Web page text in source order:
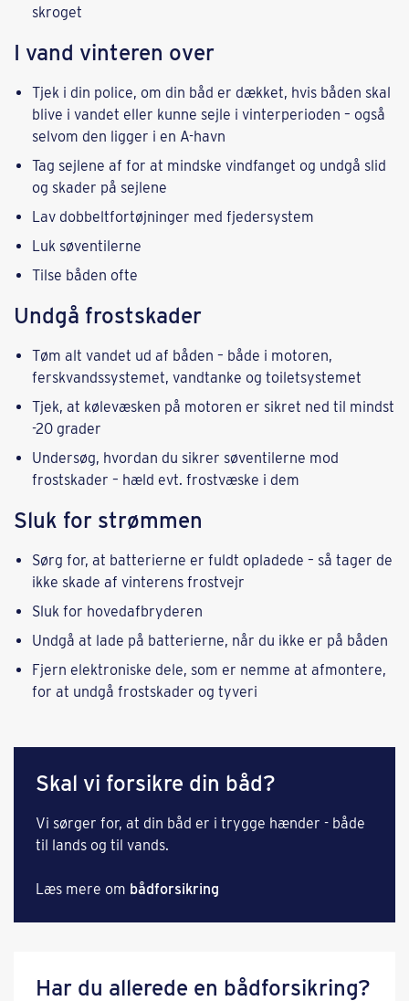
skroget
I vand vinteren over
Tjek i din police, om din båd er dækket, hvis båden skal
blive i vandet eller kunne sejle i vinterperioden – også
selvom den ligger i en A-havn
Tag sejlene af for at mindske vindfanget og undgå slid
og skader på sejlene
Lav dobbeltfortøjninger med fjedersystem
Luk søventilerne
Tilse båden ofte
Undgå frostskader
Tøm alt vandet ud af båden – både i motoren,
ferskvandssystemet, vandtanke og toiletsystemet
Tjek, at kølevæsken på motoren er sikret ned til mindst
-20 grader
Undersøg, hvordan du sikrer søventilerne mod
frostskader – hæld evt. frostvæske i dem
Sluk for strømmen
Sørg for, at batterierne er fuldt opladede – så tager de
ikke skade af vinterens frostvejr
Sluk for hovedafbryderen
Undgå at lade på batterierne, når du ikke er på båden
Fjern elektroniske dele, som er nemme at afmontere,
for at undgå frostskader og tyveri
Skal vi forsikre din båd?
Vi sørger for, at din båd er i trygge hænder - både
til lands og til vands.
Læs mere om bådforsikring
Har du allerede en bådforsikring?